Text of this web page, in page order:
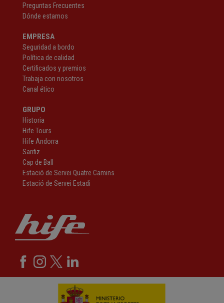
Preguntas Frecuentes
Dónde estamos
EMPRESA
Seguridad a bordo
Política de calidad
Certificados y premios
Trabaja con nosotros
Canal ético
GRUPO
Historia
Hife Tours
Hife Andorra
Sanfiz
Cap de Ball
Estació de Servei Quatre Camins
Estació de Servei Estadi